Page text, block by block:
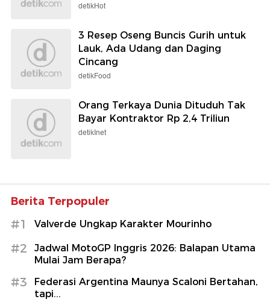
detikHot
3 Resep Oseng Buncis Gurih untuk
Lauk, Ada Udang dan Daging
Cincang
detikFood
Orang Terkaya Dunia Dituduh Tak
Bayar Kontraktor Rp 2,4 Triliun
detikInet
Berita Terpopuler
#1 Valverde Ungkap Karakter Mourinho
#2
Jadwal MotoGP Inggris 2026: Balapan Utama
Mulai Jam Berapa?
#3
Federasi Argentina Maunya Scaloni Bertahan,
tapi...